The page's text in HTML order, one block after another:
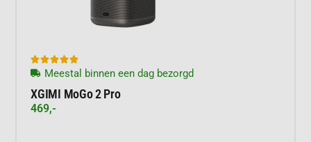

Meestal binnen een dag bezorgd
XGIMI MoGo 2 Pro
469,-